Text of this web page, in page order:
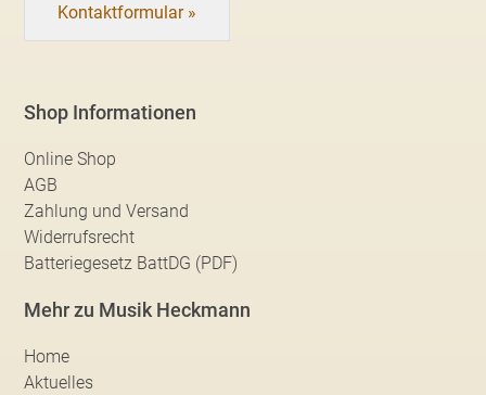
Kontaktformular »
Shop Informationen
Online Shop
AGB
Zahlung und Versand
Widerrufsrecht
Batteriegesetz BattDG (PDF)
Mehr zu Musik Heckmann
Home
Aktuelles